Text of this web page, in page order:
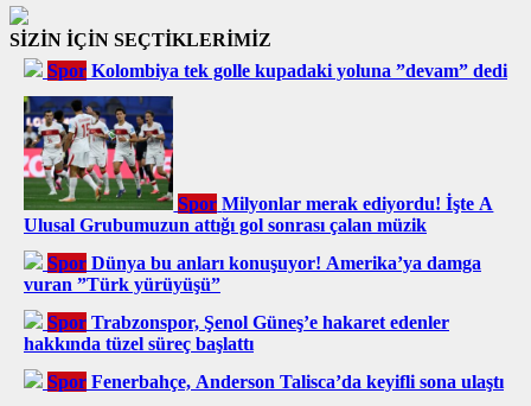
SİZİN İÇİN SEÇTİKLERİMİZ
Spor Kolombiya tek golle kupadaki yoluna ”devam” dedi
Spor Milyonlar merak ediyordu! İşte A
Ulusal Grubumuzun attığı gol sonrası çalan müzik
Spor Dünya bu anları konuşuyor! Amerika’ya damga
vuran ”Türk yürüyüşü”
Spor Trabzonspor, Şenol Güneş’e hakaret edenler
hakkında tüzel süreç başlattı
Spor Fenerbahçe, Anderson Talisca’da keyifli sona ulaştı